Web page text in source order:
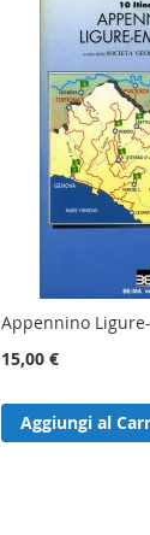
Appennino
15,00 €
Aggiungi al